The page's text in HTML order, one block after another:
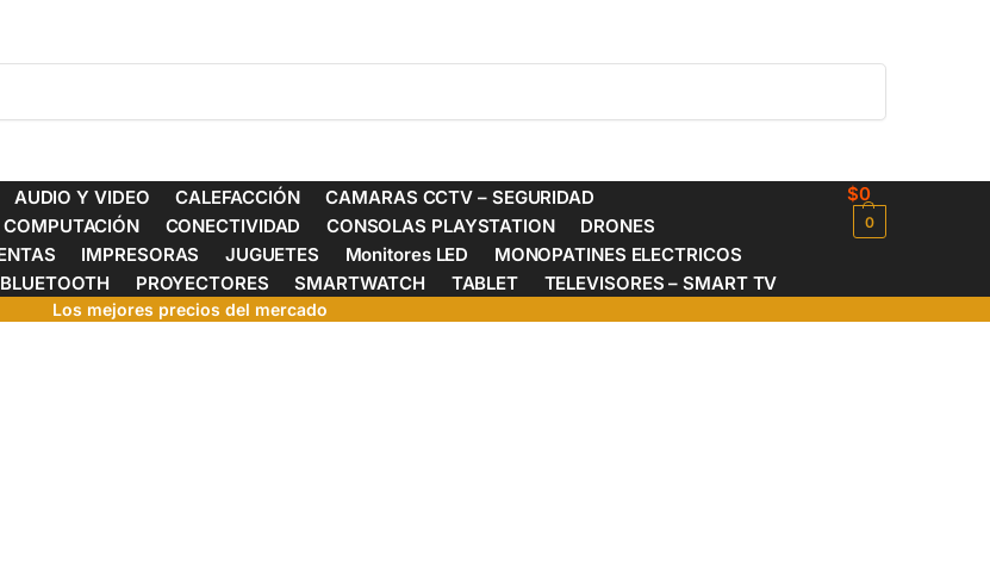
AUDIO Y VIDEO CALEFACCIÓN
CAMARAS CCTV – SEGURIDAD
COMPUTACIÓN CONECTIVIDAD CONSOLAS PLAYSTATION
DRONES
IMPRESORAS JUGUETES Monitores LED
MONOPATINES ELECTRICOS
PROYECTORES SMARTWATCH TABLET TELEVISORES – SMART TV
$0
0
Los mejores precios del mercado